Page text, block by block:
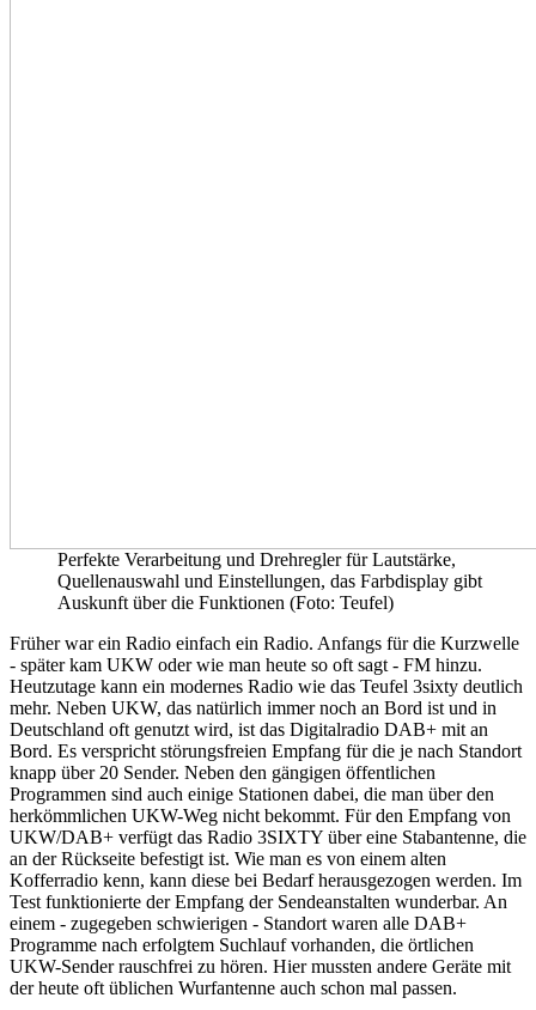
Perfekte Verarbeitung und Drehregler für Lautstärke,
Quellenauswahl und Einstellungen, das Farbdisplay gibt
Auskunft über die Funktionen (Foto: Teufel)
Früher war ein Radio einfach ein Radio. Anfangs für die Kurzwelle
- später kam UKW oder wie man heute so oft sagt - FM hinzu.
Heutzutage kann ein modernes Radio wie das Teufel 3sixty deutlich
mehr. Neben UKW, das natürlich immer noch an Bord ist und in
Deutschland oft genutzt wird, ist das Digitalradio DAB+ mit an
Bord. Es verspricht störungsfreien Empfang für die je nach Standort
knapp über 20 Sender. Neben den gängigen öffentlichen
Programmen sind auch einige Stationen dabei, die man über den
herkömmlichen UKW-Weg nicht bekommt. Für den Empfang von
UKW/DAB+ verfügt das Radio 3SIXTY über eine Stabantenne, die
an der Rückseite befestigt ist. Wie man es von einem alten
Kofferradio kenn, kann diese bei Bedarf herausgezogen werden. Im
Test funktionierte der Empfang der Sendeanstalten wunderbar. An
einem - zugegeben schwierigen - Standort waren alle DAB+
Programme nach erfolgtem Suchlauf vorhanden, die örtlichen
UKW-Sender rauschfrei zu hören. Hier mussten andere Geräte mit
der heute oft üblichen Wurfantenne auch schon mal passen.